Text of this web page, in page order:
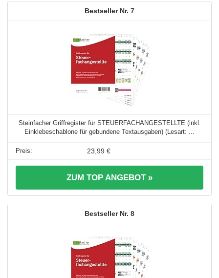
7
Steinfacher Griffregister für STEUERFACHANGESTELLTE (inkl.
Einklebeschablone für gebundene Textausgaben) (Lesart: ...
23,99 €
ZUM TOP ANGEBOT »
8